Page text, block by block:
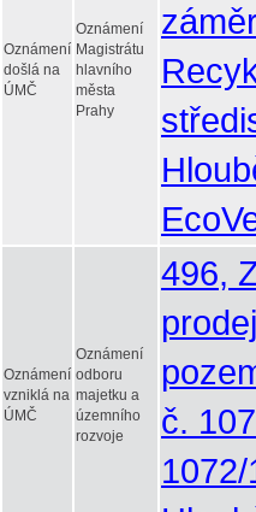
Oznámení
došlá na
ÚMČ
Oznámení
Magistrátu
hlavního
města
Prahy
Oznámení
vzniklá na
ÚMČ
Oznámení
odboru
majetku a
územního
rozvoje
496,
č.